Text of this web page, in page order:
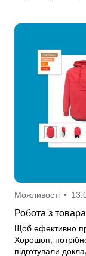
Можливості •
Робота з
Щоб ефективно
Хорошоп,
підготували